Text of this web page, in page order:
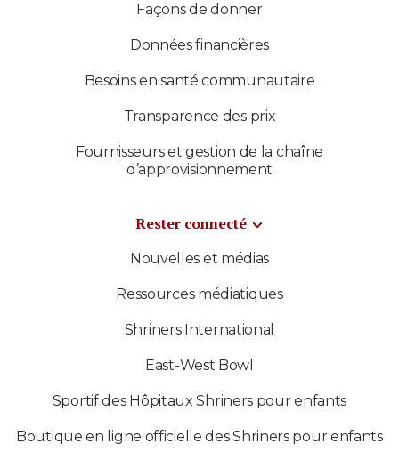
Façons de donner
Données financières
Besoins en santé communautaire
Transparence des prix
Fournisseurs et gestion de la chaîne
d’approvisionnement
Rester connecté
Nouvelles et médias
Ressources médiatiques
Shriners International
East-West Bowl
Sportif des Hôpitaux Shriners pour enfants
Boutique en ligne officielle des Shriners pour enfants